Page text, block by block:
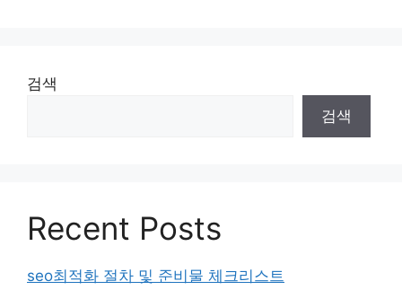
검색
검색
Recent Posts
seo최적화 절차 및 준비물 체크리스트